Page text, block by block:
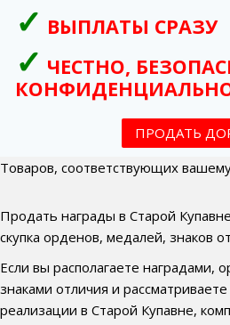
ВЫПЛАТЫ СРАЗУ
ЧЕСТНО,
ПРОДАТЬ
Товаров, соответствующих
Продать награды в Старой
скупка орденов, медалей, знаков
Если вы располагаете наградами,
знаками отличия и
реализации в Старой Купавне,